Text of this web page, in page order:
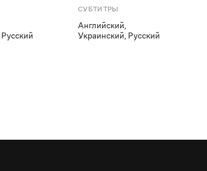
Русский
СУБТИТРЫ
Английский,
Украинский, Русский